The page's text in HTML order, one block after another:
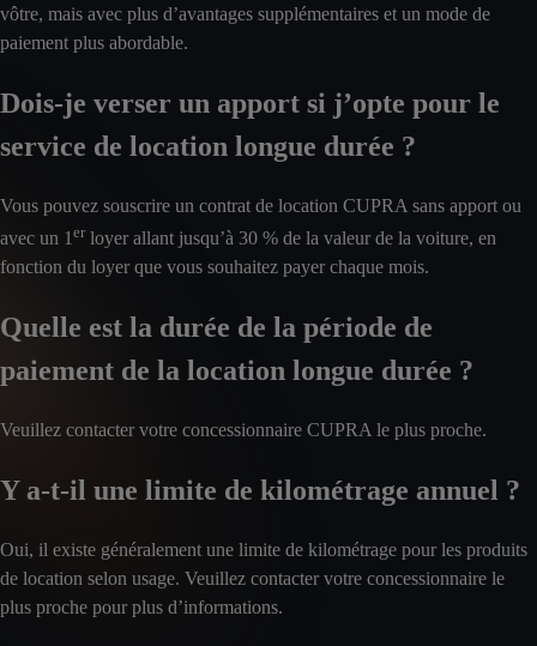
vôtre, mais avec plus d’avantages supplémentaires et un mode de
paiement plus abordable.
Dois-je verser un apport si j’opte pour le
service de location longue durée ?
Vous pouvez souscrire un contrat de location CUPRA sans apport ou
avec un 1 erloyer allant jusqu’à 30 % de la valeur de la voiture, en
fonction du loyer que vous souhaitez payer chaque mois.
Quelle est la durée de la période de
paiement de la location longue durée ?
Veuillez contacter votre concessionnaire CUPRA le plus proche.
Y a-t-il une limite de kilométrage annuel ?
Oui, il existe généralement une limite de kilométrage pour les produits
de location selon usage. Veuillez contacter votre concessionnaire le
plus proche pour plus d’informations.